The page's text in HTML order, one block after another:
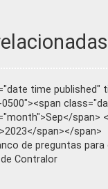
time published"
span>
span></span>
de preguntas
Contralor